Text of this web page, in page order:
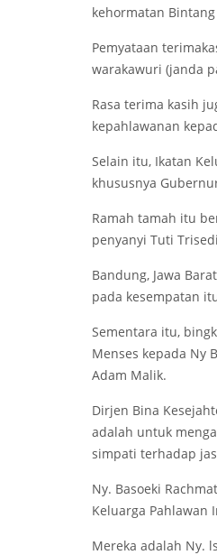
kehormatan
Pemyataan
warakawuri (janda
Rasa terima kasih
kepahlawanan
Selain itu, Ikatan
khususnya
Ramah tamah itu
penyanyi Tuti
Bandung, Jawa
pada kesempatan
Sementara itu,
Menses kepada Ny
Adam Malik.
Dirjen Bina
adalah untuk
simpati terhadap
Ny. Basoeki
Keluarga Pahlawan
Mereka adalah Ny.